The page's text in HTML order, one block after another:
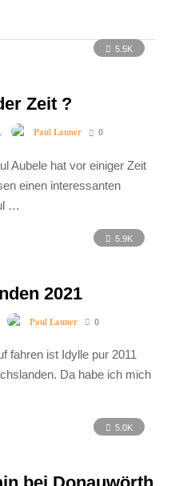
5.5K
Zeit ?
Paul Launer 0
Aubele hat vor einiger Zeit
einen interessanten
…
5.9K
2021
Paul Launer 0
fahren ist Idylle pur 2011
Da habe ich mich
5.0K